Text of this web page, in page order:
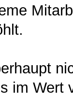
im Wert